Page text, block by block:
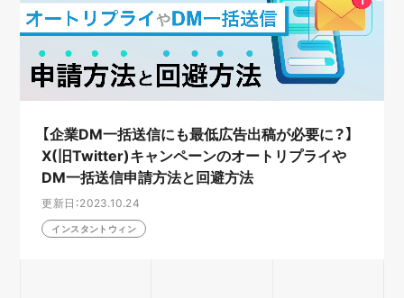
【企業DM一括送信にも最低広告出稿が必要に？】
X(旧Twitter)キャンペーンのオートリプライや
DM一括送信申請方法と回避方法
更新日：2023.10.24
インスタントウィン